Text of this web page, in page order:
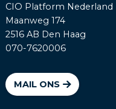
CIO Platform Nederland
Maanweg 174
2516 AB Den Haag
070-7620006
MAIL ONS